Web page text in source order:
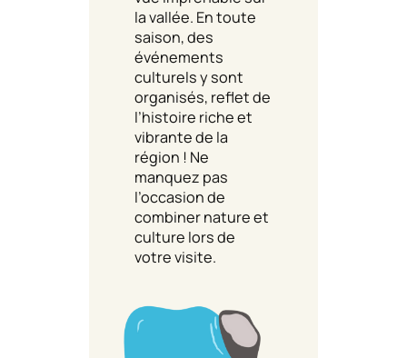
la vallée. En toute
saison, des
événements
culturels y sont
organisés, reflet de
l’histoire riche et
vibrante de la
région ! Ne
manquez pas
l’occasion de
combiner nature et
culture lors de
votre visite.